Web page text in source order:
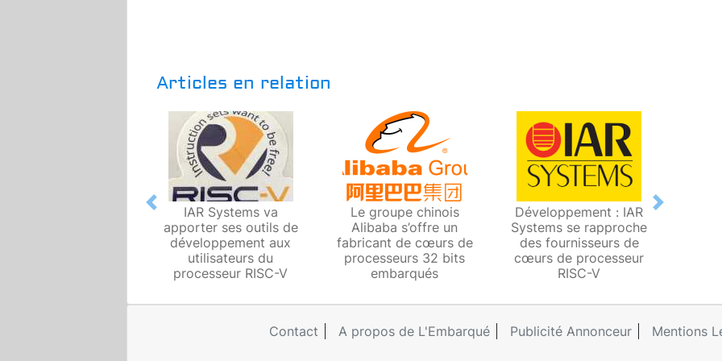
Articles en relation
IAR Systems va
apporter ses outils de
développement aux
utilisateurs du
processeur RISC-V
Le groupe chinois
Alibaba s’offre un
fabricant de cœurs de
processeurs 32 bits
embarqués
Développement : IAR
Systems se rapproche
des fournisseurs de
cœurs de processeur
RISC-V
Previous Next
Contact A propos de L'Embarqué Publicité Annonceur Mentions